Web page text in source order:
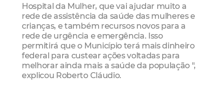
Hospital da Mulher, que vai ajudar muito a
rede de assistência da saúde das mulheres e
crianças, e também recursos novos para a
rede de urgência e emergência. Isso
permitirá que o Município terá mais dinheiro
federal para custear ações voltadas para
melhorar ainda mais a saúde da população ",
explicou Roberto Cláudio.